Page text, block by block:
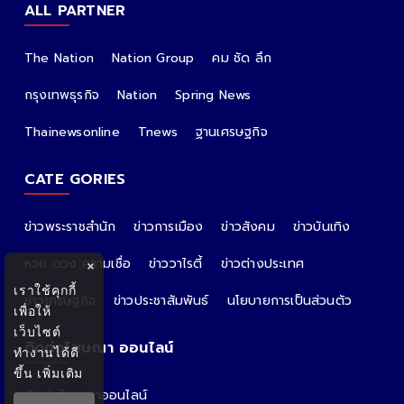
ALL PARTNER
The Nation Nation Group
คม ชัด ลึก
กรุงเทพธุรกิจ
Nation
Spring News
Thainewsonline
Tnews ฐานเศรษฐกิจ
CATE GORIES
ข่าวพระราชสำนัก ข่าวการเมือง ข่าวสังคม
ข่าวบันเทิง
หวย ดวง ความเชื่อ
ข่าววาไรตี้
ข่าวต่างประเทศ
ข่าวเศรษฐกิจ
ข่าวประชาสัมพันธ์ นโยบายการเป็นส่วนตัว
ติดต่อโฆษณา ออนไลน์
ติดต่อโฆษณาออนไลน์
×
เราใช้คุกกี้
เพื่อให้
เว็บไซต์
ทำงานได้ดี
ขึ้น เพิ่มเติม